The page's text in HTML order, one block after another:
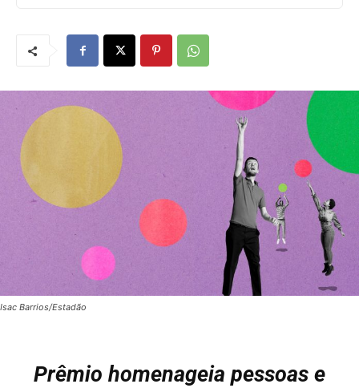
Isac Barrios/Estadão
Prêmio homenageia pessoas e